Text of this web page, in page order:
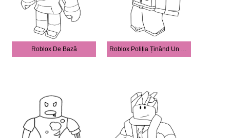
Roblox De Bază Roblox Poliția Ținând Un Pistol